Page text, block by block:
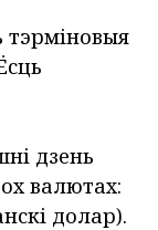
тэрміновыя
дзень
валютах:
долар).